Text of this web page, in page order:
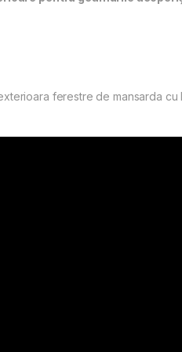
ferestre de mansarda cu